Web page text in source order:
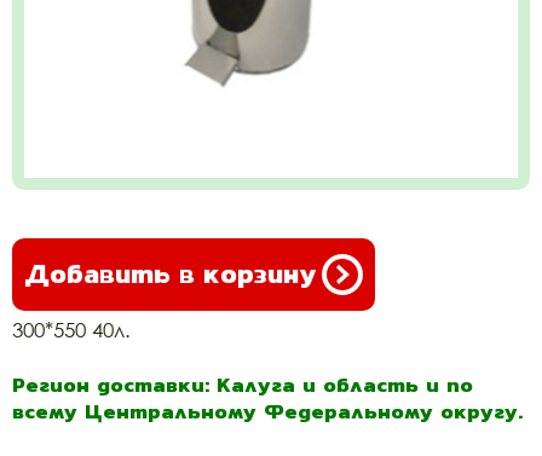
Добавить в корзину
300*550 40л.
Регион доставки: Калуга и область и по
всему Центральному Федеральному округу.